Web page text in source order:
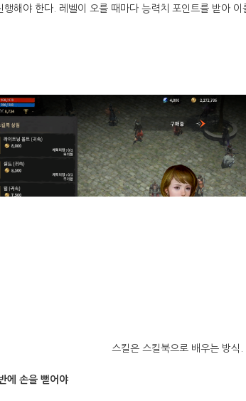
행해야 한다. 레벨이 오를 때마다 능력치 포인트를 받아 이
스킬은 스킬북으로 배우는 방식.
에 손을 뻗어야